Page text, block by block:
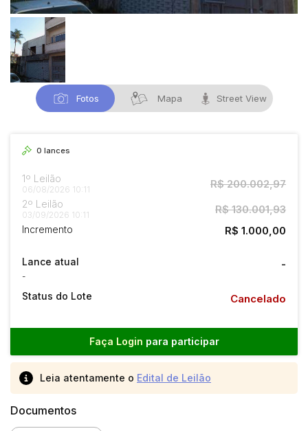
Fotos Mapa Street View
0 lances
1º Leilão
06/08/2026 10:11 R$ 200.002,97
2º Leilão
03/09/2026 10:11 R$ 130.001,93
Incremento R$ 1.000,00
Lance atual
-
-
Status do Lote Cancelado
Faça Login para participar
Leia atentamente o Edital de Leilão
Documentos